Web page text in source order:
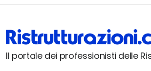
Il portale dei professionisti delle